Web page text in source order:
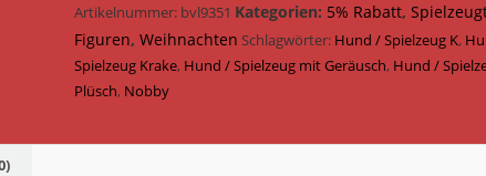
Plüsch
60
cm
51857
Artikelnummer: bvl9351 Kategorien: 5% Rabatt,
Figuren,Weihnachten Schlagwörter: Hund / Spielzeug K,
Spielzeug Krake, Hund / Spielzeug mit Geräusch, Hund /
Plüsch, Nobby